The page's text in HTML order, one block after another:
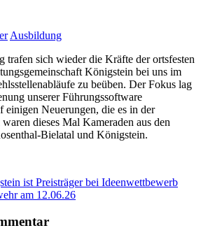
Ausbildung
trafen sich wieder die Kräfte der ortsfesten
Königstein bei uns im
zu beüben. Der Fokus lag
unserer Führungssoftware
Neuerungen, die es in der
dieses Mal Kameraden aus den
Bielatal und Königstein.
ist Preisträger bei Ideenwettbewerb
am 12.06.26